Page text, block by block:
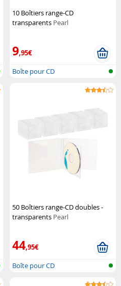
10 Boîtiers range-CD
transparents Pearl
9,95€
Boîte pour CD
50 Boîtiers range-CD doubles -
transparents Pearl
44,95€
Boîte pour CD